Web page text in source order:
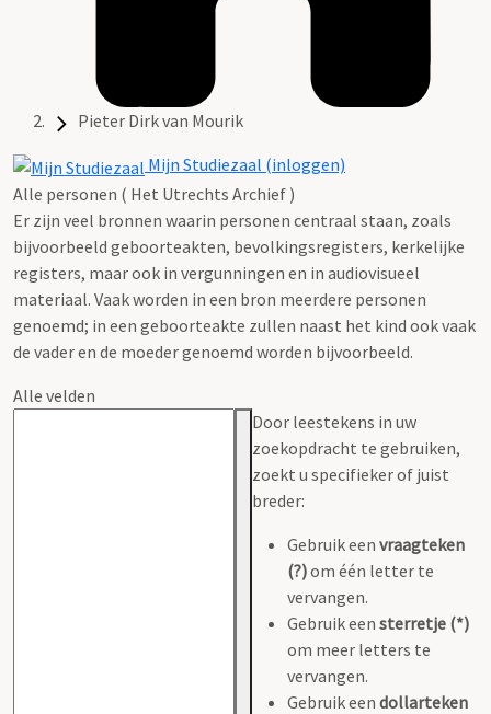
Pieter Dirk van Mourik
Mijn Studiezaal (inloggen)
Alle personen ( Het Utrechts Archief )
Er zijn veel bronnen waarin personen centraal staan, zoals
bijvoorbeeld geboorteakten, bevolkingsregisters, kerkelijke
registers, maar ook in vergunningen en in audiovisueel
materiaal. Vaak worden in een bron meerdere personen
genoemd; in een geboorteakte zullen naast het kind ook vaak
de vader en de moeder genoemd worden bijvoorbeeld.
Alle velden
Door leestekens in uw
zoekopdracht te gebruiken,
zoekt u specifieker of juist
breder:
Gebruik een vraagteken
(?)om één letter te
vervangen.
Gebruik een sterretje (*)
om meer letters te
vervangen.
Gebruik een dollarteken